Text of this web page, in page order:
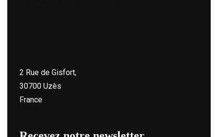
2 Rue de Gisfort,
30700 Uzès
France